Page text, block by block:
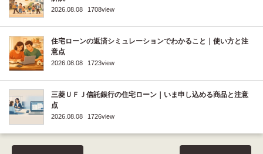
2026.08.08 1708view
住宅ローンの返済シミュレーションでわかること｜使い方と注
意点
2026.08.08 1723view
三菱ＵＦＪ信託銀行の住宅ローン｜いま申し込める商品と注意
点
2026.08.08 1726view